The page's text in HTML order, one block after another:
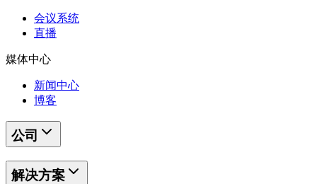
会议系统
直播
媒体中心
新闻中心
博客
公司
解决方案